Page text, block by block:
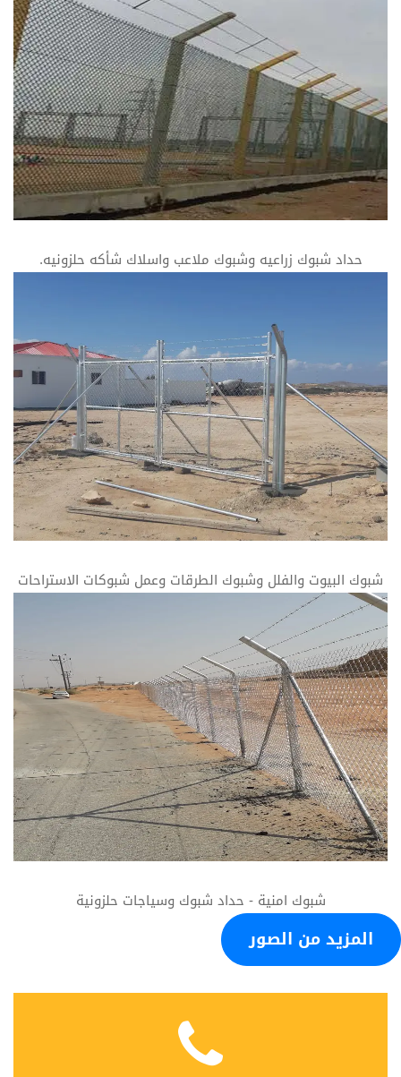
حداد شبوك زراعيه وشبوك ملاعب واسلاك شأكه حلزونيه.
شبوك البيوت والفلل وشبوك الطرقات وعمل شبوكات الاستراحات
شبوك امنية - حداد شبوك وسياجات حلزونية
المزيد من الصور